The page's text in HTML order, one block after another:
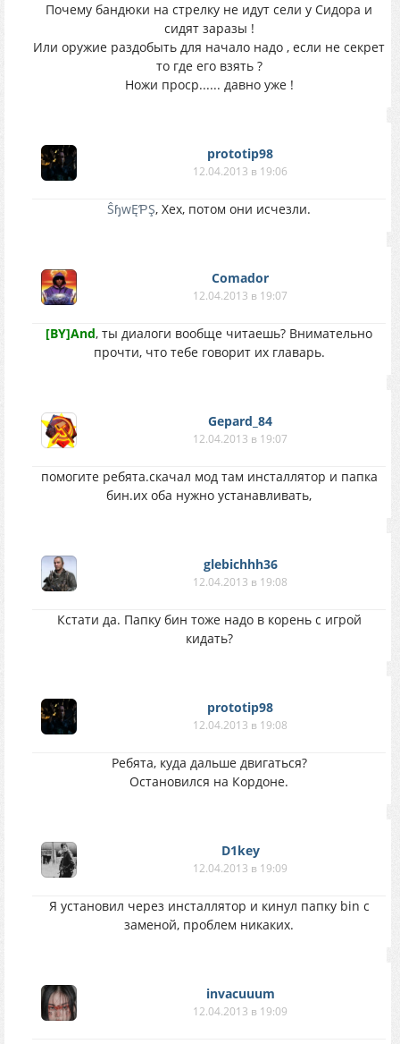
Почему бандюки на стрелку не идут сели у Сидора и
сидят заразы !
Или оружие раздобыть для начало надо , если не секрет
то где его взять ?
Ножи проср...... давно уже !
prototip98
12.04.2013 в 19:06
ŜɧwĘƤŞ, Хех, потом они исчезли.
Comador
12.04.2013 в 19:07
[BY]And, ты диалоги вообще читаешь? Внимательно
прочти, что тебе говорит их главарь.
Gepard_84
12.04.2013 в 19:07
помогите ребята.скачал мод там инсталлятор и папка
бин.их оба нужно устанавливать,
glebichhh36
12.04.2013 в 19:08
Кстати да. Папку бин тоже надо в корень с игрой
кидать?
prototip98
12.04.2013 в 19:08
Ребята, куда дальше двигаться?
Остановился на Кордоне.
D1key
12.04.2013 в 19:09
Я установил через инсталлятор и кинул папку bin c
заменой, проблем никаких.
invacuuum
12.04.2013 в 19:09